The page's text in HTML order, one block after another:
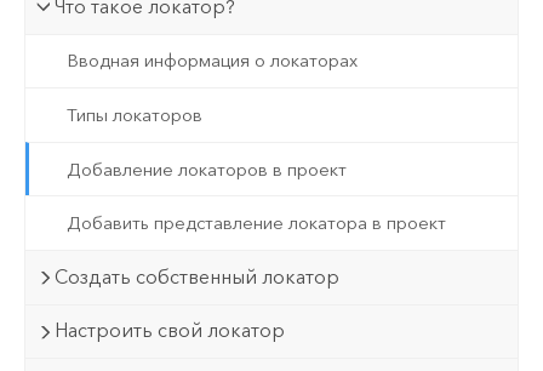
Что такое локатор?
Вводная информация о локаторах
Типы локаторов
Добавление локаторов в проект
Добавить представление локатора в проект
Создать собственный локатор
Настроить свой локатор